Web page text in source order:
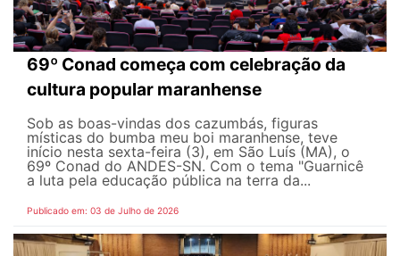
69º Conad começa com celebração da
cultura popular maranhense
Sob as boas-vindas dos cazumbás, figuras
místicas do bumba meu boi maranhense, teve
início nesta sexta-feira (3), em São Luís (MA), o
69º Conad do ANDES-SN. Com o tema "Guarnicê
a luta pela educação pública na terra da...
Publicado em: 03 de Julho de 2026